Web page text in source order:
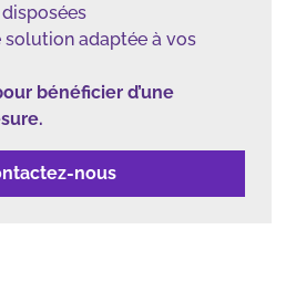
solution adaptée à vos
bénéficier d’une
nous